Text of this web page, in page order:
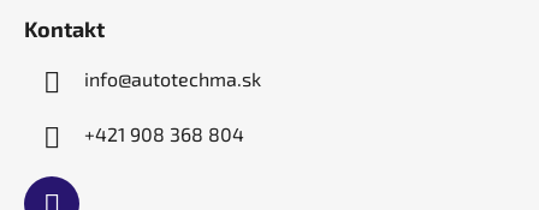
Kontakt
info@autotechma.sk
+421 908 368 804